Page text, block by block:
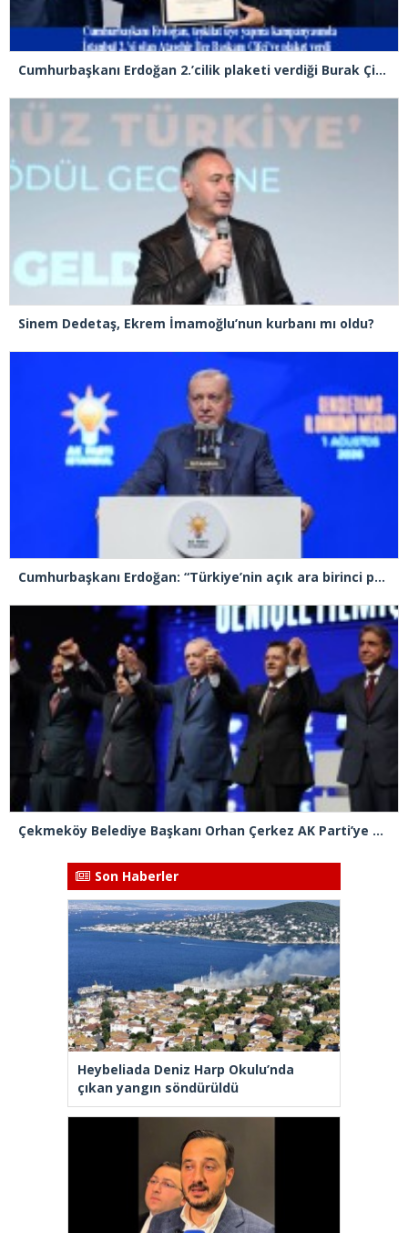
Cumhurbaşkanı Erdoğan 2.’cilik plaketi verdiği Burak Çifci’den Ataşehir seçimlerini kazanma sözünü aldı
Sinem Dedetaş, Ekrem İmamoğlu’nun kurbanı mı oldu?
Cumhurbaşkanı Erdoğan: “Türkiye’nin açık ara birinci partisiyiz”
Çekmeköy Belediye Başkanı Orhan Çerkez AK Parti’ye katıldı
Son Haberler
Heybeliada Deniz Harp Okulu’nda
çıkan yangın söndürüldü